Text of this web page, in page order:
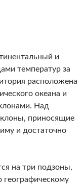
и
температур за
расположена
океана и
Над
приносящие
и достаточно
на три подзоны,